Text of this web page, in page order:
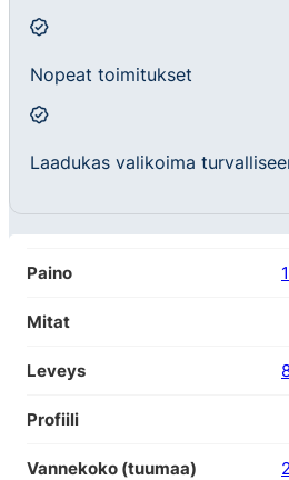
Nopeat toimitukset
Laadukas valikoima
Paino
Mitat
Leveys
Profiili
Vannekoko (tuumaa)